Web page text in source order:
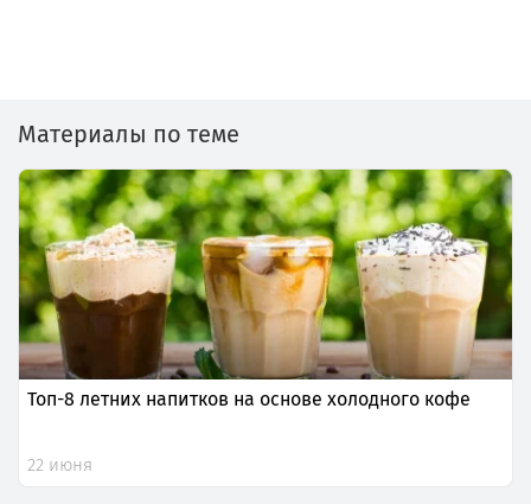
Материалы по теме
Топ-8 летних напитков на основе холодного кофе
22 июня